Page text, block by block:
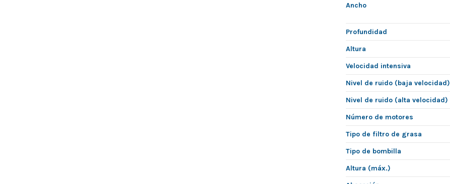
Ancho
Profundidad
Altura
Velocidad intensiva
Nivel de ruido (baja velocidad)
Nivel de ruido (alta velocidad)
Número de motores
Tipo de filtro de grasa
Tipo de bombilla
Altura (máx.)